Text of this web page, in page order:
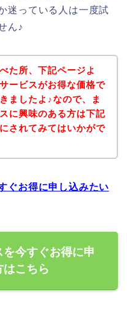
迷っている人は一度試
ん♪
た所、下記ページよ
ービスがお得な価格で
ましたよ♪なので、ま
に興味のある方は下記
されてみてはいかがで
ぐお得に申し込みたい
今すぐお得に申
はこちら